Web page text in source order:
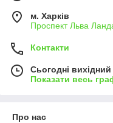
м. Харків
Проспект Льва
Контакти
Сьогодні вихідний
Показати весь
Про нас